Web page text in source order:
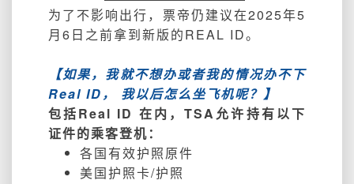
为了不影响出行，票帝仍建议在2025年5
月6日之前拿到新版的REAL ID。
【如果，我就不想办或者我的情况办不下
Real ID， 我以后怎么坐飞机呢？】
包括Real ID 在内，TSA允许持有以下
证件的乘客登机：
各国有效护照原件
美国护照卡/护照